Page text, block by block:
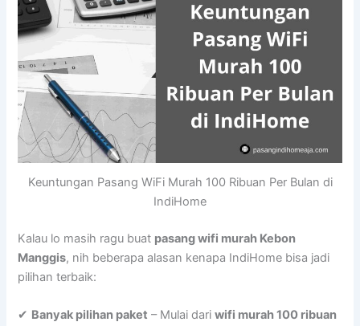
Keuntungan Pasang WiFi Murah 100 Ribuan Per Bulan di
IndiHome
Kalau lo masih ragu buat pasang wifi murah Kebon
Manggis, nih beberapa alasan kenapa IndiHome bisa jadi
pilihan terbaik:
✔ Banyak pilihan paket – Mulai dariwifi murah 100 ribuan